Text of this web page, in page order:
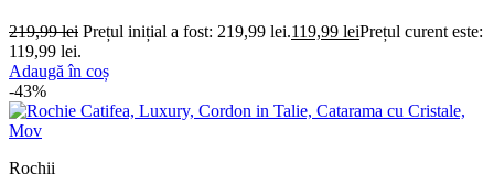
219,99lei Prețul inițial a fost: 219,99 lei.119,99 leiPrețul curent este:
119,99 lei.
Adaugă în coș
-43%
Rochii